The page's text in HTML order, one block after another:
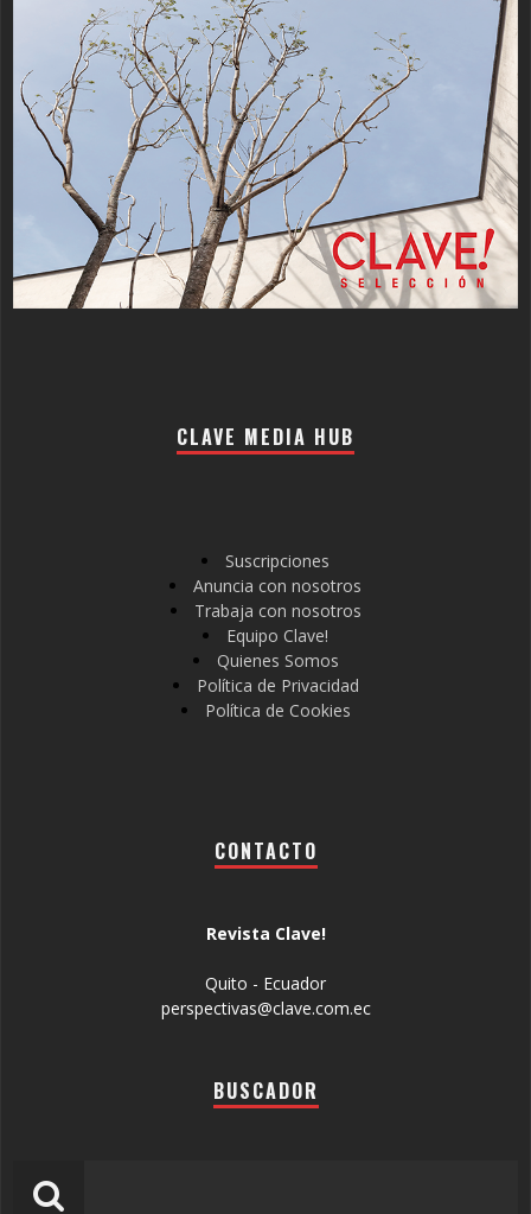
CLAVE MEDIA HUB
Suscripciones
Anuncia con nosotros
Trabaja con nosotros
Equipo Clave!
Quienes Somos
Política de Privacidad
Política de Cookies
CONTACTO
Revista Clave!
Quito - Ecuador
perspectivas@clave.com.ec
BUSCADOR